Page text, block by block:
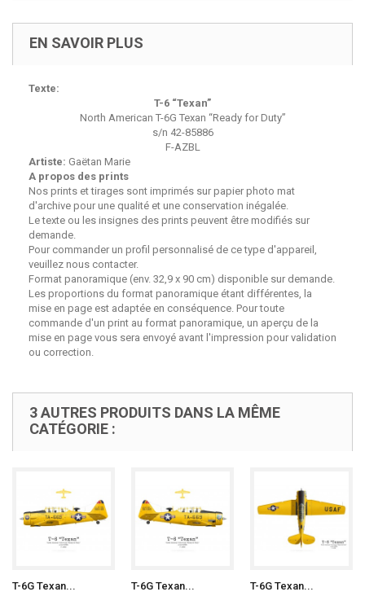
EN SAVOIR PLUS
Texte:
T-6 “Texan”
North American T-6G Texan “Ready for Duty”
s/n 42-85886
F-AZBL
Artiste: Gaëtan Marie
A propos des prints
Nos prints et tirages sont imprimés sur papier photo mat
d'archive pour une qualité et une conservation inégalée.
Le texte ou les insignes des prints peuvent être modifiés sur
demande.
Pour commander un profil personnalisé de ce type d'appareil,
veuillez nous contacter.
Format panoramique (env. 32,9 x 90 cm) disponible sur demande.
Les proportions du format panoramique étant différentes, la
mise en page est adaptée en conséquence. Pour toute
commande d'un print au format panoramique, un aperçu de la
mise en page vous sera envoyé avant l'impression pour validation
ou correction.
3 AUTRES PRODUITS DANS LA MÊME
CATÉGORIE :
T-6G Texan... T-6G Texan... T-6G Texan...